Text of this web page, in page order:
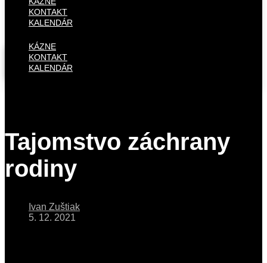
KONTAKT
KALENDÁR
KÁZNE
KONTAKT
KALENDÁR
Tajomstvo záchrany
rodiny
Ivan Zuštiak
5. 12. 2021